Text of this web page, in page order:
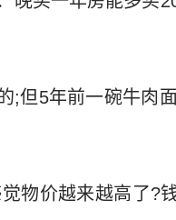
;但5年前一碗牛肉
物价越来越高了?